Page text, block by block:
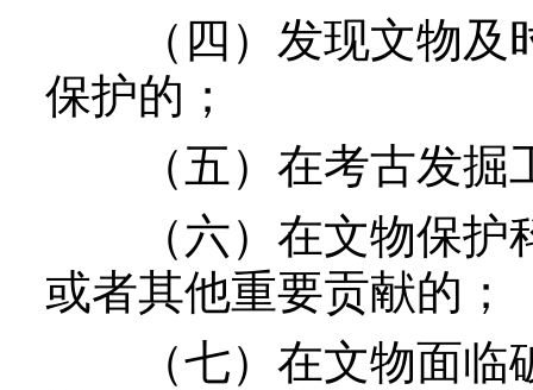
（四）发现文物及
保护的；
（五）在考古发掘
（六）在文物保护
或者其他重要贡献的；
（七）在文物面临